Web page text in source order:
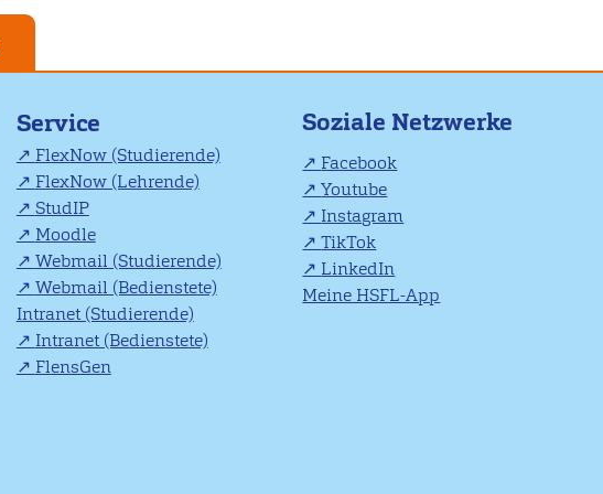
Service
FlexNow (Studierende)
FlexNow (Lehrende)
StudIP
Moodle
Webmail (Studierende)
Webmail (Bedienstete)
Intranet (Studierende)
Intranet (Bedienstete)
FlensGen
Soziale Netzwerke
Facebook
Youtube
Instagram
TikTok
LinkedIn
Meine HSFL-App